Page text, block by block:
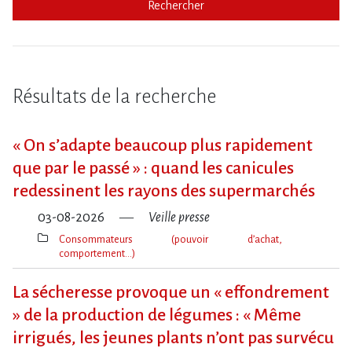
Rechercher
Résultats de la recherche
« On s​‌’adapte beaucoup plus rapidement
que par le passé » : quand les canicules
redessinent les rayons des supermarchés
03-08-2026 Veille presse
Thèmes(s)
Consommateurs (pouvoir d’achat,
comportement…)
La sécheresse provoque un « effondrement
» de la production de légumes : « Même
irrigués, les jeunes plants n’ont pas survécu